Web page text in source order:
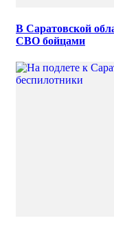
В Саратовской
СВО бойцами